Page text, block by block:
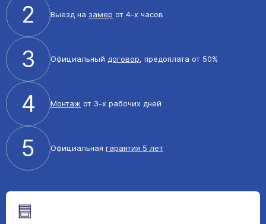
2 Выезд на замер от 4-х часов
3 Официальный договор, предоплата от 50%
4 Монтаж от 3-х рабочих дней
5 Официальная гарантия 5 лет